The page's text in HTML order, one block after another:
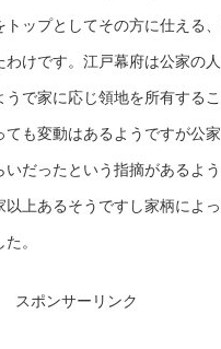
ップとしてその方に仕える
わけです。江戸幕府は公家の
うで家に応じ領地を所有する
ても変動はあるようですが公
いだったという指摘があるよ
以上あるそうですし家柄によ
。
スポンサーリンク